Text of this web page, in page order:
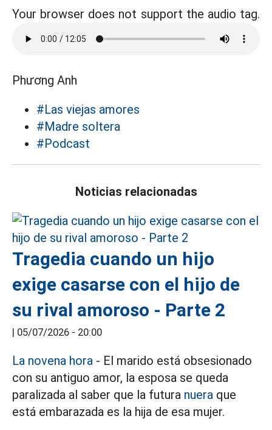
Your browser does not support the audio tag.
Phương Anh
#Las viejas amores
#Madre soltera
#Podcast
Noticias relacionadas
Tragedia cuando un hijo
exige casarse con el hijo de
su rival amoroso - Parte 2
| 05/07/2026 - 20:00
La novena hora - El marido está obsesionado
con su antiguo amor, la esposa se queda
paralizada al saber que la futura nuera que
está embarazada es la hija de esa mujer.